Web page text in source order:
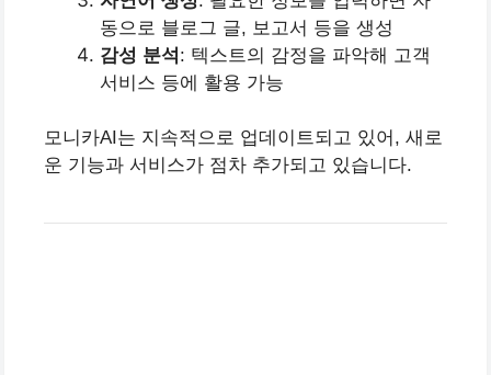
동으로 블로그 글, 보고서 등을 생성
감성 분석 : 텍스트의 감정을 파악해 고객
서비스 등에 활용 가능
모니카AI는 지속적으로 업데이트되고 있어, 새로
운 기능과 서비스가 점차 추가되고 있습니다.